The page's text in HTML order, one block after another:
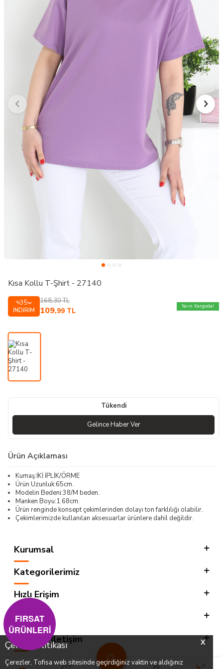
X
Çerez Politikası
Çerezler, Tofisa web sitesinde geçirdiğiniz vaktin ve aldığınız
0 0
Kısa Kollu T-Şhirt - 27140
%35
İNDIRIM
168,30TL
109,99 TL
Yarın Kargoda!
Tükendi
Gelince Haber Ver
Ürün Açıklaması
Kumaş:İKİ İPLİK/ÖRME
Ürün Uzunluk:65cm.
Modelin Bedeni:38/M beden.
Manken Boyu:1.68cm.
Ürün renginde konsept çekimlerinden dolayı ton farklılığı olabilir.
Çekimlerimizde kullanılan aksesuarlar ürünlere dahil değildir.
Kurumsal
Kategorilerimiz
Hızlı Erişim
Sosyal
Adres & İletişim
FIRSAT
ÜRÜNLERİ